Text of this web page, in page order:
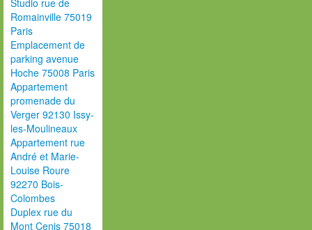
Studio rue de
Romainville 75019
Paris
Emplacement de
parking avenue
Hoche 75008 Paris
Appartement
promenade du
Verger 92130 Issy-
les-Moulineaux
Appartement rue
André et Marie-
Louise Roure
92270 Bois-
Colombes
Duplex rue du
Mont Cenis 75018